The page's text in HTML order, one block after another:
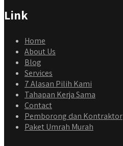
Link
Home
About Us
Blog
Services
7 Alasan Pilih Kami
Tahapan Kerja Sama
Contact
Pemborong dan Kontraktor
Paket Umrah Murah